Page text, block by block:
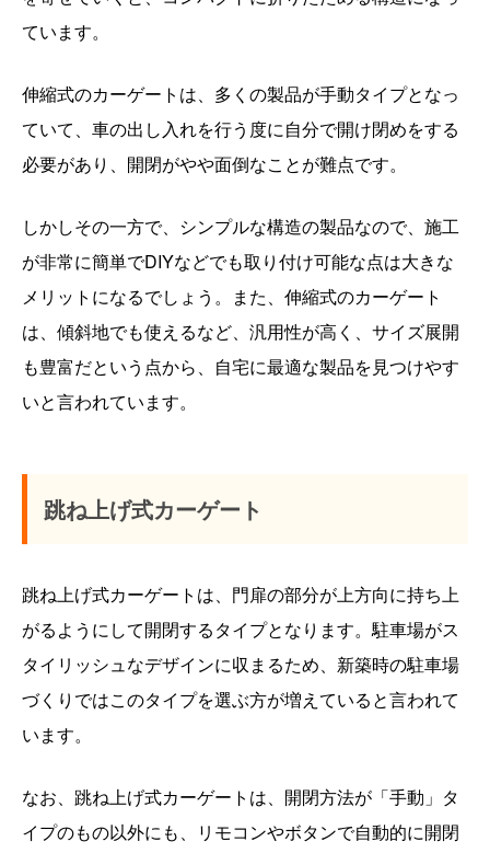
ています。
伸縮式のカーゲートは、多くの製品が手動タイプとなっ
ていて、車の出し入れを行う度に自分で開け閉めをする
必要があり、開閉がやや面倒なことが難点です。
しかしその一方で、シンプルな構造の製品なので、施工
が非常に簡単でDIYなどでも取り付け可能な点は大きな
メリットになるでしょう。また、伸縮式のカーゲート
は、傾斜地でも使えるなど、汎用性が高く、サイズ展開
も豊富だという点から、自宅に最適な製品を見つけやす
いと言われています。
跳ね上げ式カーゲート
跳ね上げ式カーゲートは、門扉の部分が上方向に持ち上
がるようにして開閉するタイプとなります。駐車場がス
タイリッシュなデザインに収まるため、新築時の駐車場
づくりではこのタイプを選ぶ方が増えていると言われて
います。
なお、跳ね上げ式カーゲートは、開閉方法が「手動」タ
イプのもの以外にも、リモコンやボタンで自動的に開閉